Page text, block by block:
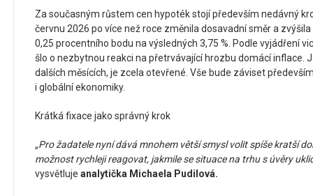
Za současným růstem cen hypoték stojí především nedávný
červnu 2026 po více než roce změnila dosavadní směr a
0,25 procentního bodu na výsledných 3,75 %. Podle vyjádření
šlo o nezbytnou reakci na přetrvávající hrozbu domácí inflace.
dalších měsících, je zcela otevřené. Vše bude záviset
i globální ekonomiky.
Krátká fixace jako správný krok
„Pro žadatele nyní dává mnohem větší smysl volit spíše kratší
možnost rychleji reagovat, jakmile se situace na trhu s úvěry
vysvětluje analytička Michaela Pudilová.